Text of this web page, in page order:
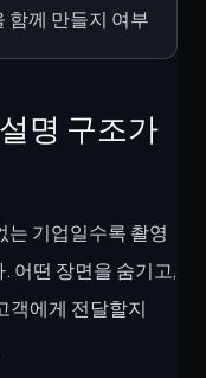
함께 만들지 여부
명 구조가
는 기업일수록 촬영
어떤 장면을 숨기고,
객에게 전달할지